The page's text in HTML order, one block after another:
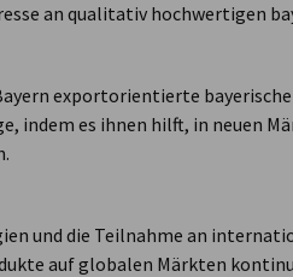
an qualitativ hochwertigen
exportorientierte
indem es ihnen hilft, in neuen
und die Teilnahme an
auf globalen Märkten